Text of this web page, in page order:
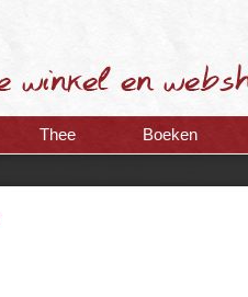
Thee Boeken